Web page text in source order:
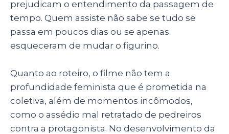
prejudicam o entendimento da passagem de
tempo. Quem assiste não sabe se tudo se
passa em poucos dias ou se apenas
esqueceram de mudar o figurino.
Quanto ao roteiro, o filme não tem a
profundidade feminista que é prometida na
coletiva, além de momentos incômodos,
como o assédio mal retratado de pedreiros
contra a protagonista. No desenvolvimento da